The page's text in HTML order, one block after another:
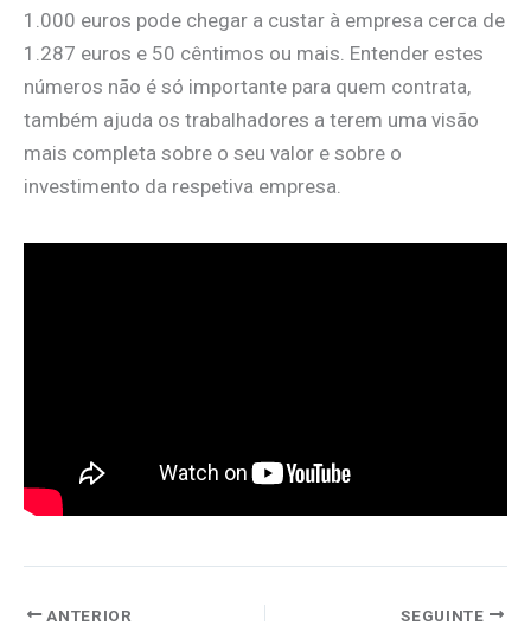
1.000 euros pode chegar a custar à empresa cerca de
1.287 euros e 50 cêntimos ou mais. Entender estes
números não é só importante para quem contrata,
também ajuda os trabalhadores a terem uma visão
mais completa sobre o seu valor e sobre o
investimento da respetiva empresa.
ANTERIOR SEGUINTE